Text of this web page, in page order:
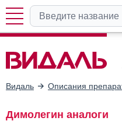
Видаль Описания
Димолегин аналоги